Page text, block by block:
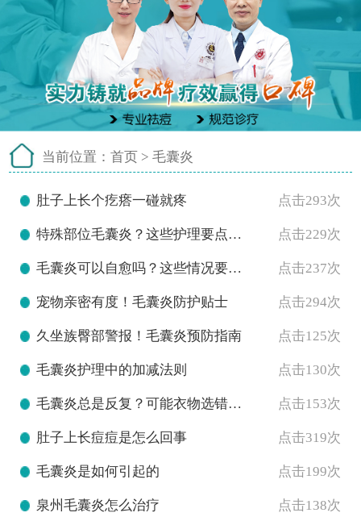
当前位置： 首页 > 毛囊炎
肚子上长个疙瘩一碰就疼 点击293次
特殊部位毛囊炎？这些护理要点要记牢 点击229次
毛囊炎可以自愈吗？这些情况要就医 点击237次
宠物亲密有度！毛囊炎防护贴士 点击294次
久坐族臀部警报！毛囊炎预防指南 点击125次
毛囊炎护理中的加减法则 点击130次
毛囊炎总是反复？可能衣物选错了！ 点击153次
肚子上长痘痘是怎么回事 点击319次
毛囊炎是如何引起的 点击199次
泉州毛囊炎怎么治疗 点击138次